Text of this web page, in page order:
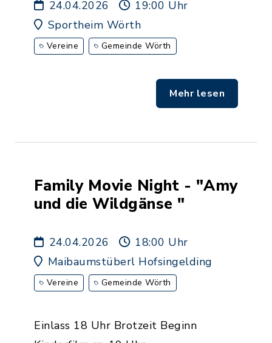
24.04.2026
19:00 Uhr
Sportheim Wörth
Vereine Gemeinde Wörth
Mehr lesen
Family Movie Night - "Amy
und die Wildgänse "
24.04.2026
18:00 Uhr
Maibaumstüberl Hofsingelding
Vereine Gemeinde Wörth
Einlass 18 Uhr Brotzeit Beginn